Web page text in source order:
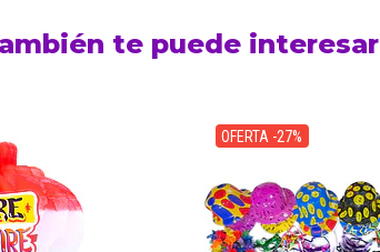
te puede interesar
OFERTA -27%